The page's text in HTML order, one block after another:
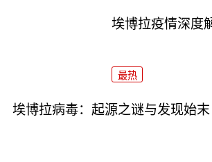
埃博拉疫情深度
最热
埃博拉病毒：起源之谜与发现始末